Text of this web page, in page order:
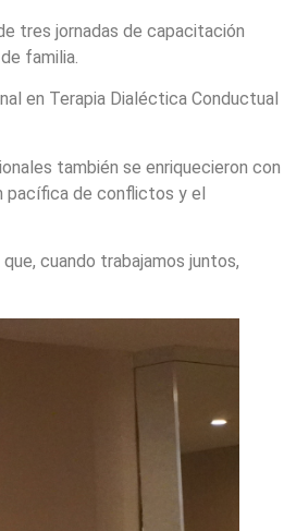
tres jornadas de capacitación
familia.
en Terapia Dialéctica Conductual
también se enriquecieron con
pacífica de conflictos y el
cuando trabajamos juntos,